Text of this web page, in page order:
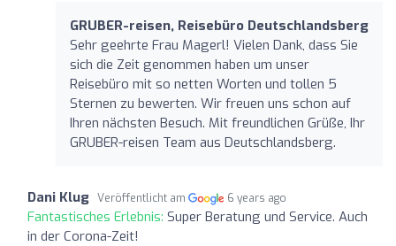
GRUBER-reisen, Reisebüro Deutschlandsberg
Sehr geehrte Frau Magerl! Vielen Dank, dass Sie
sich die Zeit genommen haben um unser
Reisebüro mit so netten Worten und tollen 5
Sternen zu bewerten. Wir freuen uns schon auf
Ihren nächsten Besuch. Mit freundlichen Grüße, Ihr
GRUBER-reisen Team aus Deutschlandsberg.
Dani Klug Veröffentlicht am 6 years ago
Fantastisches Erlebnis: Super Beratung und Service. Auch
in der Corona-Zeit!